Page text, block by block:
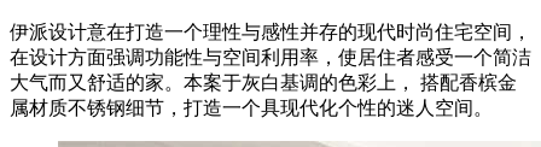
伊派设计意在打造一个理性与感性并存的现代时尚住宅空间，
在设计方面强调功能性与空间利用率，使居住者感受一个简洁
大气而又舒适的家。本案于灰白基调的色彩上， 搭配香槟金
属材质不锈钢细节，打造一个具现代化个性的迷人空间。